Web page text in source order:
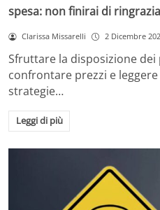
spesa: non finirai di
Clarissa Missarelli 2 Dicembre
Sfruttare la disposizione
confrontare prezzi e
strategie…
Leggi di più